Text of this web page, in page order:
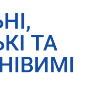
ТА